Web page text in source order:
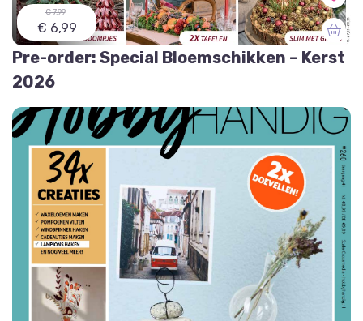
€ 7,99
€ 6,99
Pre-order: Special Bloemschikken – Kerst
2026